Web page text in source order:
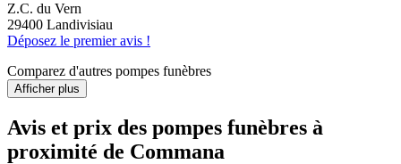
Z.C. du Vern
29400 Landivisiau
Déposez le premier avis !
Comparez d'autres pompes funèbres
Afficher plus
Avis et prix des pompes funèbres à
proximité de Commana